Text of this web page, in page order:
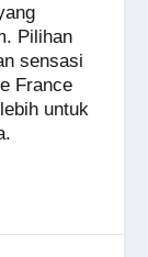
Pilihan
sensasi
France
untuk